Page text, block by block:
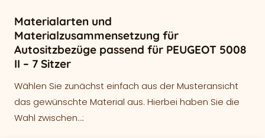
Materialarten und
Materialzusammensetzung für
Autositzbezüge passend für PEUGEOT 5008
II – 7 Sitzer
Wählen Sie zunächst einfach aus der Musteransicht
das gewünschte Material aus. Hierbei haben Sie die
Wahl zwischen…: